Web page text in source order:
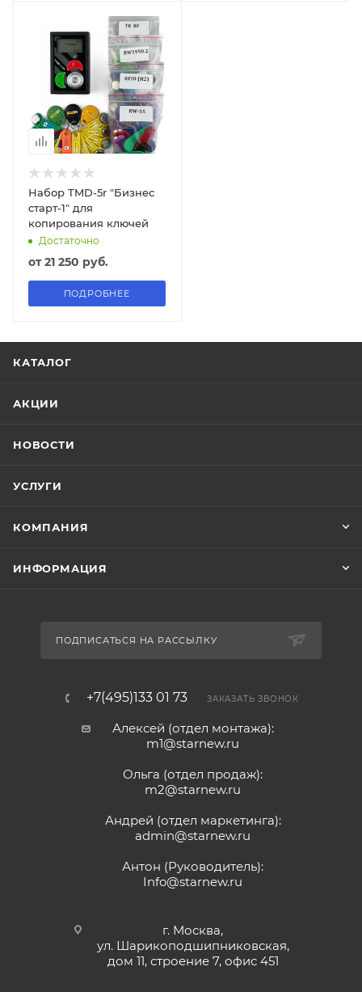
Набор TMD-5r "Бизнес
старт-1" для
копирования ключей
Достаточно
от21 250 руб.
ПОДРОБНЕЕ
КАТАЛОГ
АКЦИИ
НОВОСТИ
УСЛУГИ
КОМПАНИЯ
ИНФОРМАЦИЯ
ПОДПИСАТЬСЯ НА РАССЫЛКУ
+7(495)133 01 73 ЗАКАЗАТЬ ЗВОНОК
Алексей (отдел монтажа):
m1@starnew.ru
Ольга (отдел продаж):
m2@starnew.ru
Андрей (отдел маркетинга):
admin@starnew.ru
Антон (Руководитель):
Info@starnew.ru
г. Москва,
ул. Шарикоподшипниковская,
дом 11, строение 7, офис 451